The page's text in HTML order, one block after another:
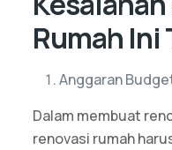
Rumah Ini
Anggaran
Dalam membuat
renovasi rumah